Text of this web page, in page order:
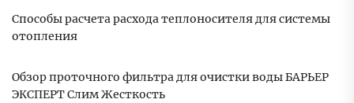
Способы расчета расхода теплоносителя для системы
отопления
Обзор проточного фильтра для очистки воды БАРЬЕР
ЭКСПЕРТ Слим Жесткость